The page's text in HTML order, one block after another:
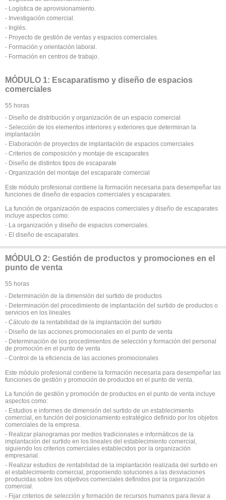
- Logística de aprovisionamiento.
- Investigación comercial.
- Inglés.
- Proyecto de gestión de ventas y espacios comerciales.
- Formación y orientación laboral.
- Formación en centros de trabajo.
MÓDULO 1: Escaparatismo y diseño de espacios
comerciales
55 horas
- Diseño de distribución y organización de un espacio comercial
- Selección de los elementos interiores y exteriores que determinan la
implantación
- Elaboración de proyectos de implantación de espacios comerciales
- Criterios de composición y montaje de escaparates
- Diseño de distintos tipos de escaparate
- Organización del montaje del escaparate comercial
Este módulo profesional contiene la formación necesaria para desempeñar las
funciones de diseño de espacios comerciales y escaparates.
La función de organización de espacios comerciales y diseño de escaparates
incluye aspectos como:
- La organización y diseño de espacios comerciales.
- El diseño de escaparates.
MÓDULO 2: Gestión de productos y promociones en el
punto de venta
55 horas
- Determinación de la dimensión del surtido de productos
- Determinación del procedimiento de implantación del surtido de productos o
servicios en los lineales
- Cálculo de la rentabilidad de la implantación del surtido
- Diseño de las acciones promocionales en el punto de venta
- Determinación de los procedimientos de selección y formación del personal
de promoción en el punto de venta
- Control de la eficiencia de las acciones promocionales
Este módulo profesional contiene la formación necesaria para desempeñar las
funciones de gestión y promoción de productos en el punto de venta.
La función de gestión y promoción de productos en el punto de venta incluye
aspectos como:
- Estudios e informes de dimensión del surtido de un establecimiento
comercial, en función del posicionamiento estratégico definido por los objetos
comerciales de la empresa.
- Realizar planogramas por medios tradicionales e informáticos de la
implantación del surtido en los lineales del establecimiento comercial,
siguiendo los criterios comerciales establecidos por la organización
empresarial.
- Realizar estudios de rentabilidad de la implantación realizada del surtido en
el establecimiento comercial, proponiendo soluciones a las desviaciones
producidas sobre los objetivos comerciales definidos por la organización
comercial.
- Fijar criterios de selección y formación de recursos humanos para llevar a